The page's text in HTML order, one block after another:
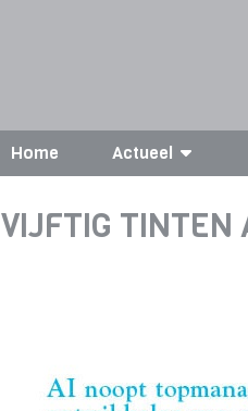
Home Actueel
VIJFTIG TINTEN